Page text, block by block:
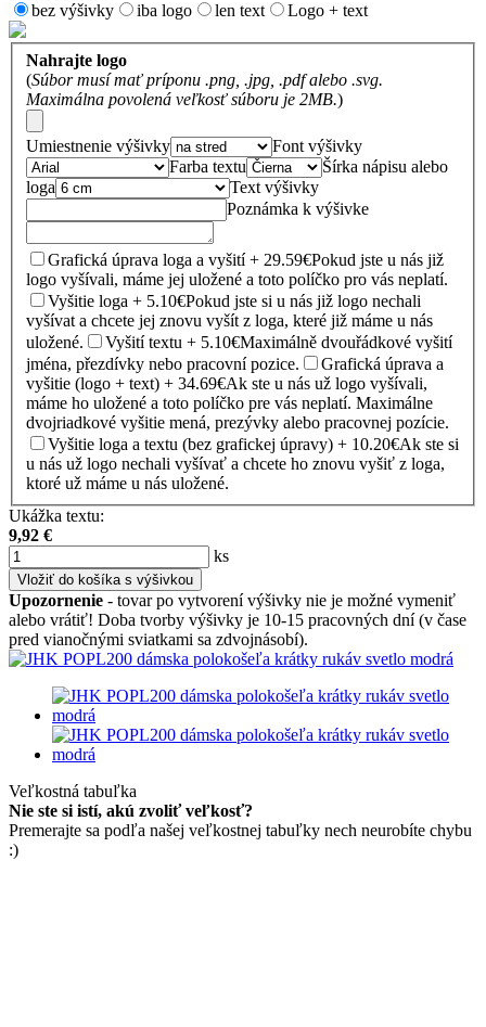
bez výšivky
iba logo len text Logo + text
Nahrajte logo
(Súbor musí mať príponu .png, .jpg, .pdf alebo .svg.
Maximálna povolená veľkosť súboru je 2MB.)
Umiestnenie výšivky
Font výšivky
Farba textu
Šírka nápisu alebo
loga
Text výšivky
Poznámka k výšivke
Grafická úprava loga a vyšití + 29.59€Pokud jste u nás již
logo vyšívali, máme jej uložené a toto políčko pro vás neplatí.
Vyšitie loga + 5.10€Pokud jste si u nás již logo nechali
vyšívat a chcete jej znovu vyšít z loga, které již máme u nás
uložené.
Vyšití textu + 5.10€Maximálně dvouřádkové vyšití
jména, přezdívky nebo pracovní pozice.
Grafická úprava a
vyšitie (logo + text) + 34.69€Ak ste u nás už logo vyšívali,
máme ho uložené a toto políčko pre vás neplatí. Maximálne
dvojriadkové vyšitie mená, prezývky alebo pracovnej pozície.
Vyšitie loga a textu (bez grafickej úpravy) + 10.20€Ak ste si
u nás už logo nechali vyšívať a chcete ho znovu vyšiť z loga,
ktoré už máme u nás uložené.
Ukážka textu:
9,92 €
ks
Vložiť do košíka s výšivkou
Upozornenie - tovar po vytvorení výšivky nie je možné vymeniť
alebo vrátiť! Doba tvorby výšivky je 10-15 pracovných dní (v čase
pred vianočnými sviatkami sa zdvojnásobí).
Veľkostná tabuľka
Nie ste si istí, akú zvoliť veľkosť?
Premerajte sa podľa našej veľkostnej tabuľky nech neurobíte chybu
:)